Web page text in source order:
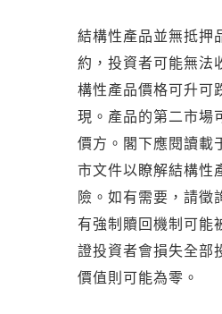
結構性產品並無抵押
約，投資者可能無法
構性產品價格可升可
現。產品的第二市場
價方。閣下應閱讀載
市文件以瞭解結構性
險。如有需要，請徵
有強制贖回機制可能
證投資者會損失全部
價值則可能為零。